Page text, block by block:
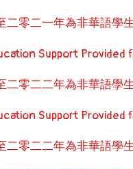
二零二一年為非華語學
Support Provided
二零二二年為非華語學
Support Provided
二零二二年為非華語學